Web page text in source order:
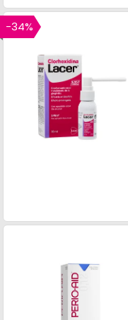
-34%